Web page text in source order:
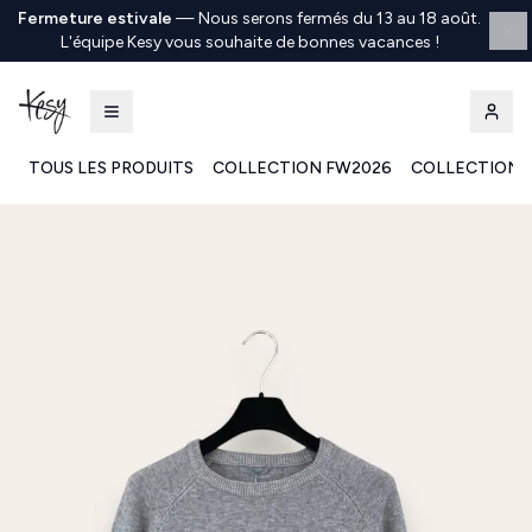
Fermeture estivale —Nous serons fermés du 13 au 18 août.
L'équipe Kesy vous souhaite de bonnes vacances !
TOUS LES PRODUITS COLLECTION FW2026 COLLECTION